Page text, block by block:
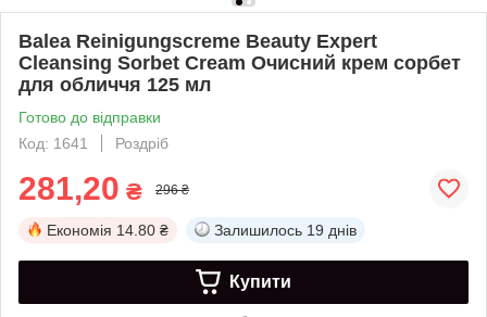
Balea Reinigungscreme Beauty Expert
Cleansing Sorbet Cream Очисний крем сорбет
для обличчя 125 мл
Готово до відправки
Код: 1641
Роздріб
281,20 ₴ 296 ₴
Економія 14.80 ₴ Залишилось 19 днів
Купити